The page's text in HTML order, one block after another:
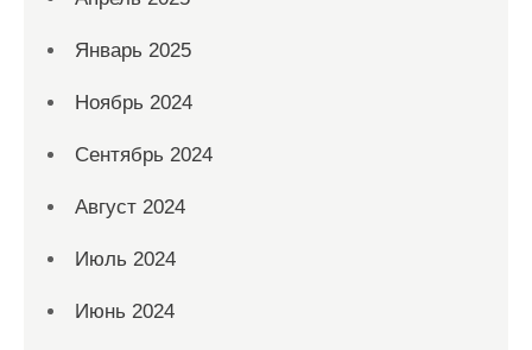
Январь 2025
Ноябрь 2024
Сентябрь 2024
Август 2024
Июль 2024
Июнь 2024